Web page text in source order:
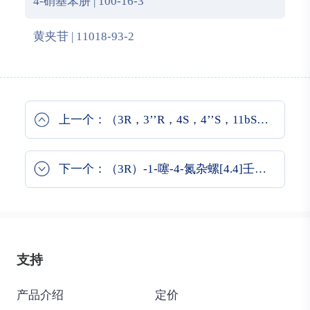
黄夹苷 | 11018-93-2
上一个：（3R，3’’R，4S，4’’S，11bS，11’’bS）-（+）-4,4’’-二叔丁基-4,4’’，5,5’’-四氢-3,3’’-联-3H-二萘酚[2,1-c:1’’，2’’-e]膦(S)-BINAPINE
下一个：（3R）-1-噻-4-氮杂螺[4.4]壬烷-3-羧酸
支持
产品介绍 定价